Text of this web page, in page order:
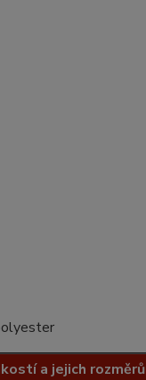
a jejich rozměrů